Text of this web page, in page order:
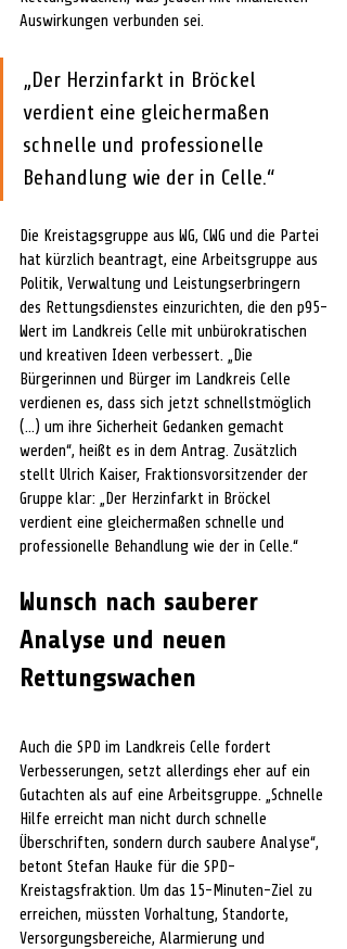
Auswirkungen verbunden sei.
„Der Herzinfarkt in Bröckel
verdient eine gleichermaßen
schnelle und professionelle
Behandlung wie der in Celle.“
Die Kreistagsgruppe aus WG, CWG und die Partei
hat kürzlich beantragt, eine Arbeitsgruppe aus
Politik, Verwaltung und Leistungserbringern
des Rettungsdienstes einzurichten, die den p95-
Wert im Landkreis Celle mit unbürokratischen
und kreativen Ideen verbessert. „Die
Bürgerinnen und Bürger im Landkreis Celle
verdienen es, dass sich jetzt schnellstmöglich
(…) um ihre Sicherheit Gedanken gemacht
werden“, heißt es in dem Antrag. Zusätzlich
stellt Ulrich Kaiser, Fraktionsvorsitzender der
Gruppe klar: „Der Herzinfarkt in Bröckel
verdient eine gleichermaßen schnelle und
professionelle Behandlung wie der in Celle.“
Wunsch nach sauberer
Analyse und neuen
Rettungswachen
Auch die SPD im Landkreis Celle fordert
Verbesserungen, setzt allerdings eher auf ein
Gutachten als auf eine Arbeitsgruppe. „Schnelle
Hilfe erreicht man nicht durch schnelle
Überschriften, sondern durch saubere Analyse“,
betont Stefan Hauke für die SPD-
Kreistagsfraktion. Um das 15-Minuten-Ziel zu
erreichen, müssten Vorhaltung, Standorte,
Versorgungsbereiche, Alarmierung und